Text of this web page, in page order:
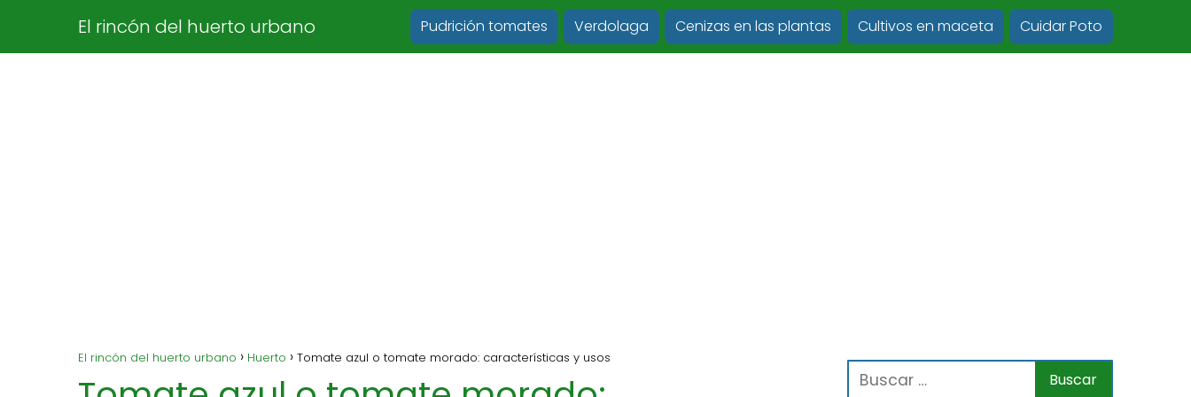
El rincón del huerto urbano Pudrición tomates Verdolaga Cenizas en las plantas Cultivos en maceta Cuidar Poto
El rincón del huerto urbano Huerto Tomate azul o tomate morado: características y usos